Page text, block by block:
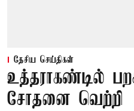
தேசிய செய்திகள்
உத்தராகண்டில்
சோதனை வெற்றி